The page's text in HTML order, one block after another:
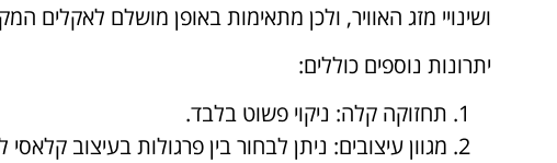
ושינויי מזג האוויר, ולכן מתאימות באופן מושלם לאקלים
יתרונות נוספים כוללים:
תחזוקה קלה: ניקוי פשוט בלבד.
מגוון עיצובים: ניתן לבחור בין פרגולות בעיצוב קלאסי